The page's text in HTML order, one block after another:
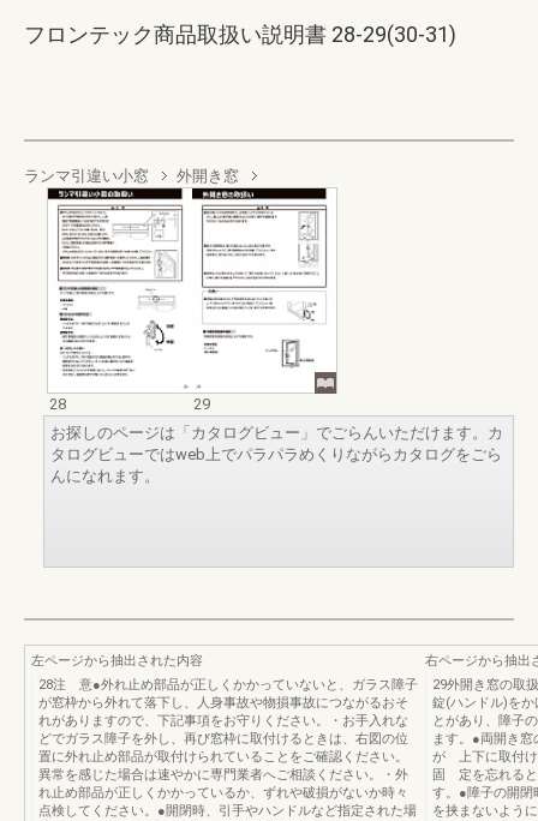
フロンテック商品取扱い説明書 28-29(30-31)
ランマ引違い小窓 外開き窓
28
29
お探しのページは「カタログビュー」でごらんいただけます。カ
タログビューではweb上でパラパラめくりながらカタログをごら
んになれます。
左ページから抽出された内容
28注 意●外れ止め部品が正しくかかっていないと、ガラス障子
が窓枠から外れて落下し、人身事故や物損事故につながるおそ
れがありますので、下記事項をお守りください。・お手入れな
どでガラス障子を外し、再び窓枠に取付けるときは、右図の位
置に外れ止め部品が取付けられていることをご確認ください。
異常を感じた場合は速やかに専門業者へご相談ください。・外
れ止め部品が正しくかかっているか、ずれや破損がないか時々
点検してください。●開閉時、引手やハンドルなど指定された場
右ページから抽出
29外開き窓の取
錠(ハンドル)を
とがあり、障子
ます。●両開き
が 上下に取付け
固 定を忘れると
す。●障子の開
を挟まないよう